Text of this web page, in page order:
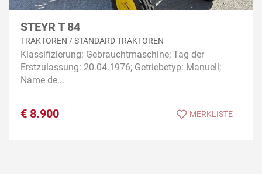
STEYR T 84
TRAKTOREN / STANDARD TRAKTOREN
Klassifizierung: Gebrauchtmaschine; Tag der
Erstzulassung: 20.04.1976; Getriebetyp: Manuell;
Name de...
€ 8.900 MERKLISTE